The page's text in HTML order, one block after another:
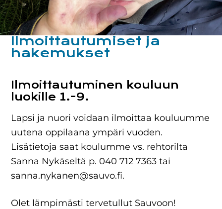
Ilmoittautumiset ja
hakemukset
Ilmoittautuminen kouluun
luokille 1.-9.
Lapsi ja nuori voidaan ilmoittaa kouluumme
uutena oppilaana ympäri vuoden.
Lisätietoja saat koulumme vs. rehtorilta
Sanna Nykäseltä p. 040 712 7363 tai
sanna.nykanen@sauvo.fi.
Olet lämpimästi tervetullut Sauvoon!